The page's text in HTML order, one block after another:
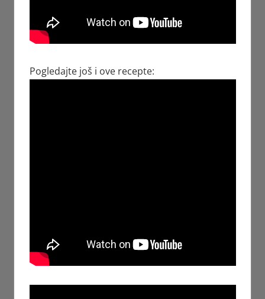
Pogledajte još i ove recepte: